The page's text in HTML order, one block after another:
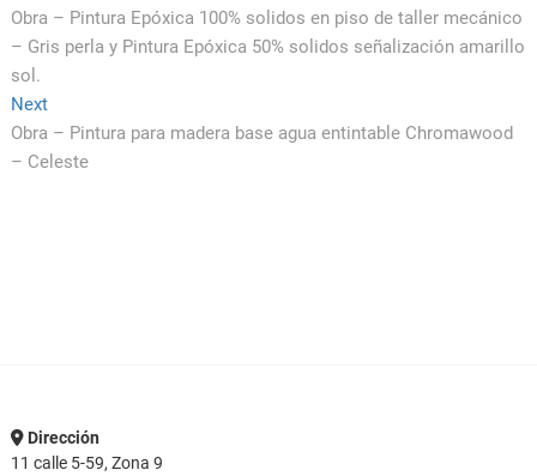
de
entradas
post:
Obra – Pintura Epóxica 100% solidos en piso de taller mecánico
– Gris perla y Pintura Epóxica 50% solidos señalización amarillo
sol.
NextNext
post:
Obra – Pintura para madera base agua entintable Chromawood
– Celeste
Dirección
11 calle 5-59, Zona 9